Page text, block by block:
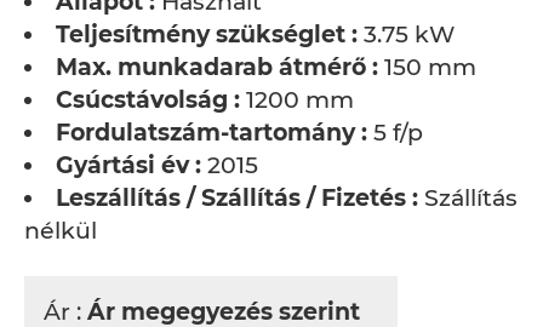
Teljesítmény szükséglet : 3.75 kW
Max. munkadarab átmérő : 150 mm
Csúcstávolság : 1200 mm
Fordulatszám-tartomány : 5 f/p
Gyártási év : 2015
Leszállítás / Szállítás / Fizetés : Szállítás
nélkül
Ár : Ár megegyezés szerint